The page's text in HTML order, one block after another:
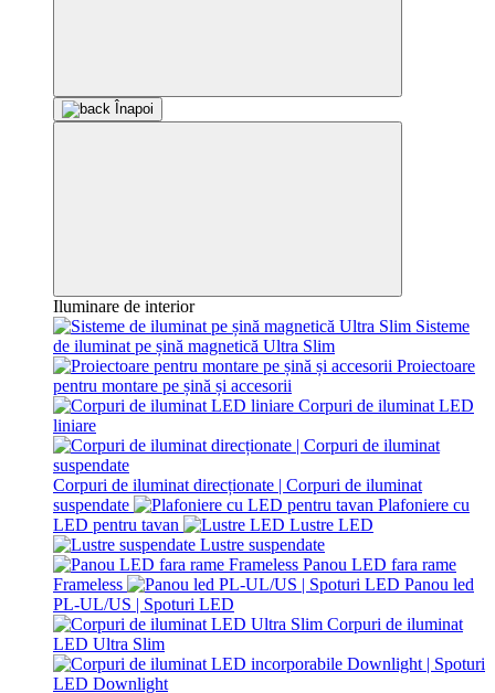
Înapoi
Iluminare de interior
Sisteme
de iluminat pe șină magnetică Ultra Slim
Proiectoare
pentru montare pe șină și accesorii
Corpuri de iluminat LED
liniare
Corpuri de iluminat direcționate | Corpuri de iluminat
suspendate
Plafoniere cu
LED pentru tavan
Lustre LED
Lustre suspendate
Panou LED fara rame
Frameless
Panou led
PL-UL/US | Spoturi LED
Corpuri de iluminat
LED Ultra Slim